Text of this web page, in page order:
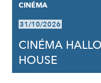
CINÉMA
31/10/2026
CINÉMA
HOUSE